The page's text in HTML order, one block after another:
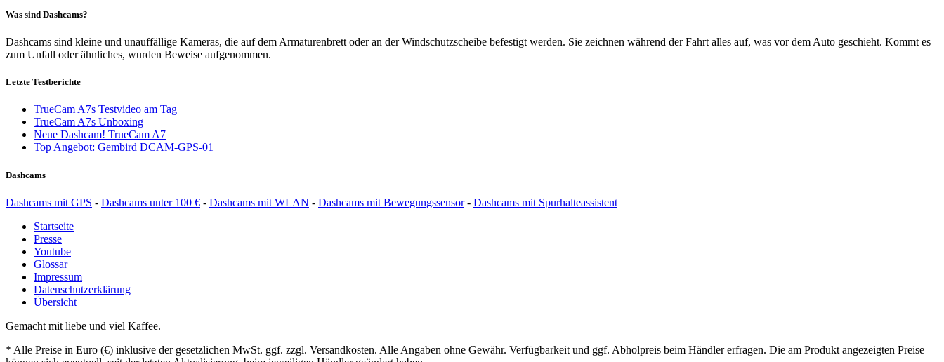
Was sind Dashcams?
Dashcams sind kleine und unauffällige Kameras, die auf dem Armaturenbrett oder an der Windschutzscheibe befestigt werden. Sie zeichnen während der Fahrt alles auf, was vor dem Auto geschieht. Kommt es
zum Unfall oder ähnliches, wurden Beweise aufgenommen.
Letzte Testberichte
TrueCam A7s Testvideo am Tag
TrueCam A7s Unboxing
Neue Dashcam! TrueCam A7
Top Angebot: Gembird DCAM-GPS-01
Dashcams
Dashcams mit GPS - Dashcams unter 100 € - Dashcams mit WLAN - Dashcams mit Bewegungssensor- Dashcams mit Spurhalteassistent
Startseite
Presse
Youtube
Glossar
Impressum
Datenschutzerklärung
Übersicht
Gemacht mit liebe und viel Kaffee.
* Alle Preise in Euro (€) inklusive der gesetzlichen MwSt. ggf. zzgl. Versandkosten. Alle Angaben ohne Gewähr. Verfügbarkeit und ggf. Abholpreis beim Händler erfragen. Die am Produkt angezeigten Preise